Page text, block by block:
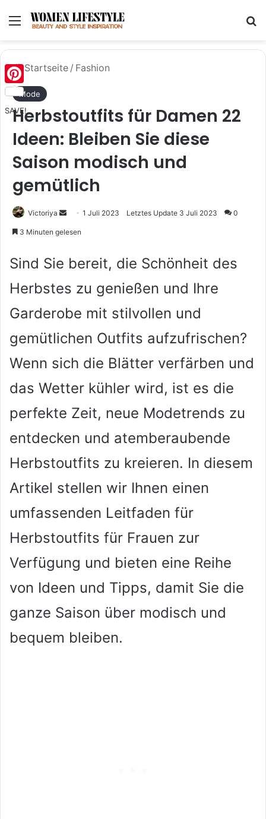
Menü
Startseite / Fashion
Mode
Herbstoutfits für Damen 22
Ideen: Bleiben Sie diese
Saison modisch und
gemütlich
Victoriya
Sende
Mail
1 Juli 2023 Letztes Update 3 Juli 2023 0
3 Minuten gelesen
Sind Sie bereit, die Schönheit des
Herbstes zu genießen und Ihre
Garderobe mit stilvollen und
gemütlichen Outfits aufzufrischen?
Wenn sich die Blätter verfärben und
das Wetter kühler wird, ist es die
perfekte Zeit, neue Modetrends zu
entdecken und atemberaubende
Herbstoutfits zu kreieren. In diesem
Artikel stellen wir Ihnen einen
umfassenden Leitfaden für
Herbstoutfits für Frauen zur
Verfügung und bieten eine Reihe
von Ideen und Tipps, damit Sie die
ganze Saison über modisch und
bequem bleiben.
Pinterest
SAVE!